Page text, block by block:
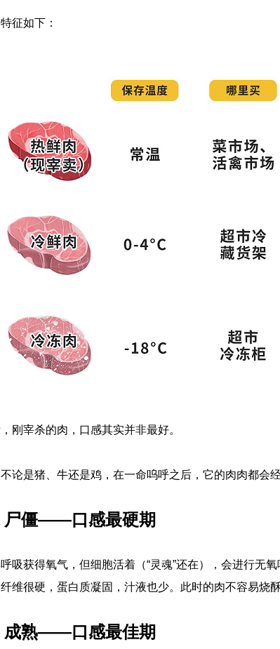
征如下：
刚宰杀的肉，口感其实并非最好。
论是猪、牛还是鸡，在一命呜呼之后，它的肉肉都会经
尸僵——口感最硬期
吸获得氧气，但细胞活着（“灵魂”还在），会进行无
维很硬，蛋白质凝固，汁液也少。此时的肉不容易烧
成熟——口感最佳期